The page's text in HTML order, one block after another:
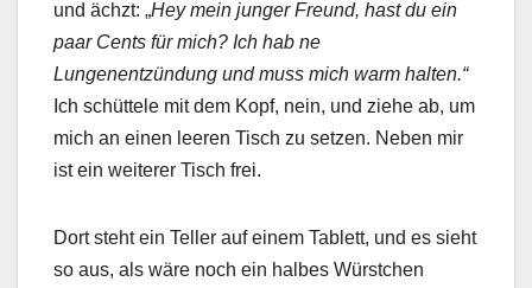
und ächzt: „Hey mein junger Freund, hast du ein
paar Cents für mich? Ich hab ne
Lungenentzündung und muss mich warm halten.“
Ich schüttele mit dem Kopf, nein, und ziehe ab, um
mich an einen leeren Tisch zu setzen. Neben mir
ist ein weiterer Tisch frei.
Dort steht ein Teller auf einem Tablett, und es sieht
so aus, als wäre noch ein halbes Würstchen